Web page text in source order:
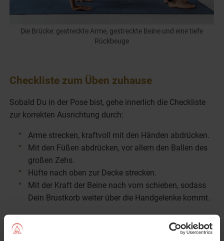
Die Brücke: gestreckte Arme, gestreckte Beine und eine tiefe
Rückbeuge
Checkliste zum Üben zuhause
Sobald Du in der Pose bist, gehe innerlich die Checkliste
zur korrekten Ausrichtung durch:
Arme strecken, kraftvoll mit den Händen abdrücken.
Mit den Füßen abdrücken, vor allem den Ballen des
großen Zehs.
Hüfte nach oben zur Decke strecken.
Mit der Kraft der Beine nach vorn schieben, sodass
Dein Brustkorb weiter über die Handgelenke kommt.
Typische Fehler und wie Du sie vermeidest